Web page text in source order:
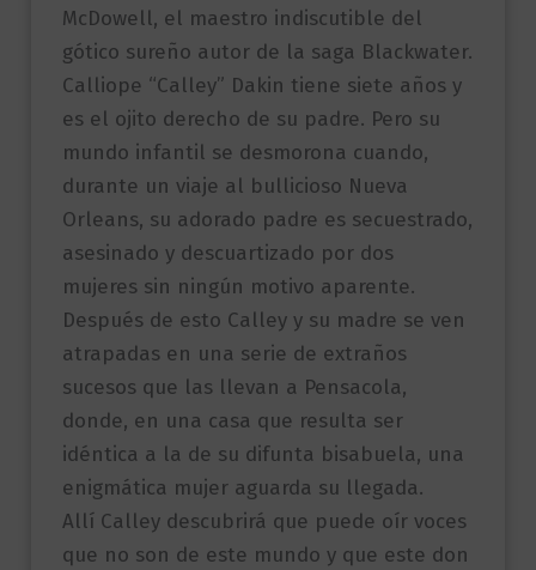
McDowell, el maestro indiscutible del
gótico sureño autor de la saga Blackwater.
Calliope “Calley” Dakin tiene siete años y
es el ojito derecho de su padre. Pero su
mundo infantil se desmorona cuando,
durante un viaje al bullicioso Nueva
Orleans, su adorado padre es secuestrado,
asesinado y descuartizado por dos
mujeres sin ningún motivo aparente.
Después de esto Calley y su madre se ven
atrapadas en una serie de extraños
sucesos que las llevan a Pensacola,
donde, en una casa que resulta ser
idéntica a la de su difunta bisabuela, una
enigmática mujer aguarda su llegada.
Allí Calley descubrirá que puede oír voces
que no son de este mundo y que este don